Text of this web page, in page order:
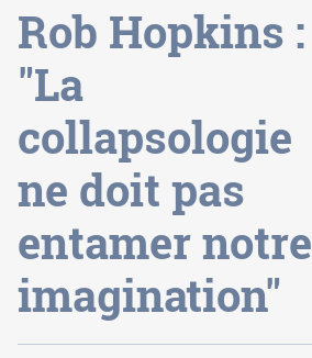
Rob Hopkins :
"La
collapsologie
ne doit pas
entamer notre
imagination"